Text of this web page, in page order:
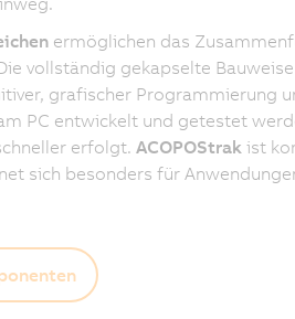
ermöglichen das
vollständig gekapselte
grafischer Programmierung
PC entwickelt und getestet
erfolgt. ACOPOStrakist
sich besonders für